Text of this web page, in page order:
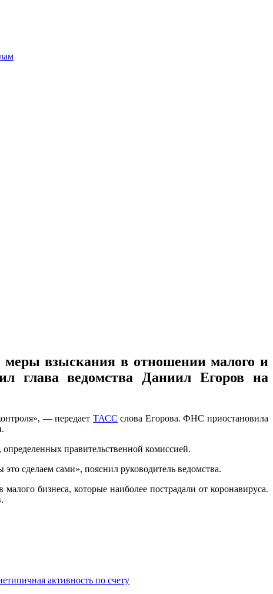
меры взыскания в отношении малого и
глава ведомства Даниил Егоров на
— передает ТАСС слова Егорова. ФНС приостановила
определенных правительственной комиссией.
сделаем сами», пояснил руководитель ведомства.
бизнеса, которые наиболее пострадали от коронавируса.
активность по счету